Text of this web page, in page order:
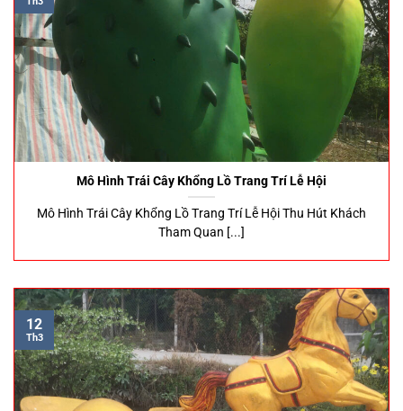
Mô Hình Trái Cây Khổng Lồ Trang Trí Lễ Hội
Mô Hình Trái Cây Khổng Lồ Trang Trí Lễ Hội Thu Hút Khách
Tham Quan [...]
12
Th3